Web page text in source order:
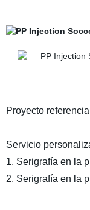
Proyecto
Servicio
1. Serigrafía en la
2. Serigrafía en la